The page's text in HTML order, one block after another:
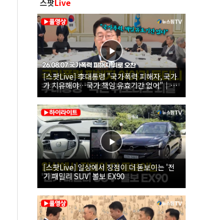
스팟Live
[스팟Live] 李대통령 "국가폭력 피해자, 국가
가 치유해야…국가 책임 유효기간 없어"｜
26.08.07 국가폭력 피해자 위로 오찬
[스팟Live] 일상에서 장점이 더 돋보이는 '전
기 패밀리 SUV' 볼보 EX90